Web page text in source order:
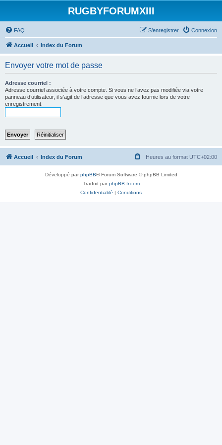
RUGBYFORUMXIII
FAQ Connexion
S’enregistrer
Accueil Index du Forum
Envoyer votre mot de passe
Adresse courriel :
Adresse courriel associée à votre compte. Si vous ne l’avez pas modifiée via votre
panneau d’utilisateur, il s’agit de l’adresse que vous avez fournie lors de votre
enregistrement.
Accueil Index du Forum Heures au format UTC+02:00
Développé parphpBB® Forum Software © phpBB Limited
Traduit parphpBB-fr.com
Confidentialité | Conditions